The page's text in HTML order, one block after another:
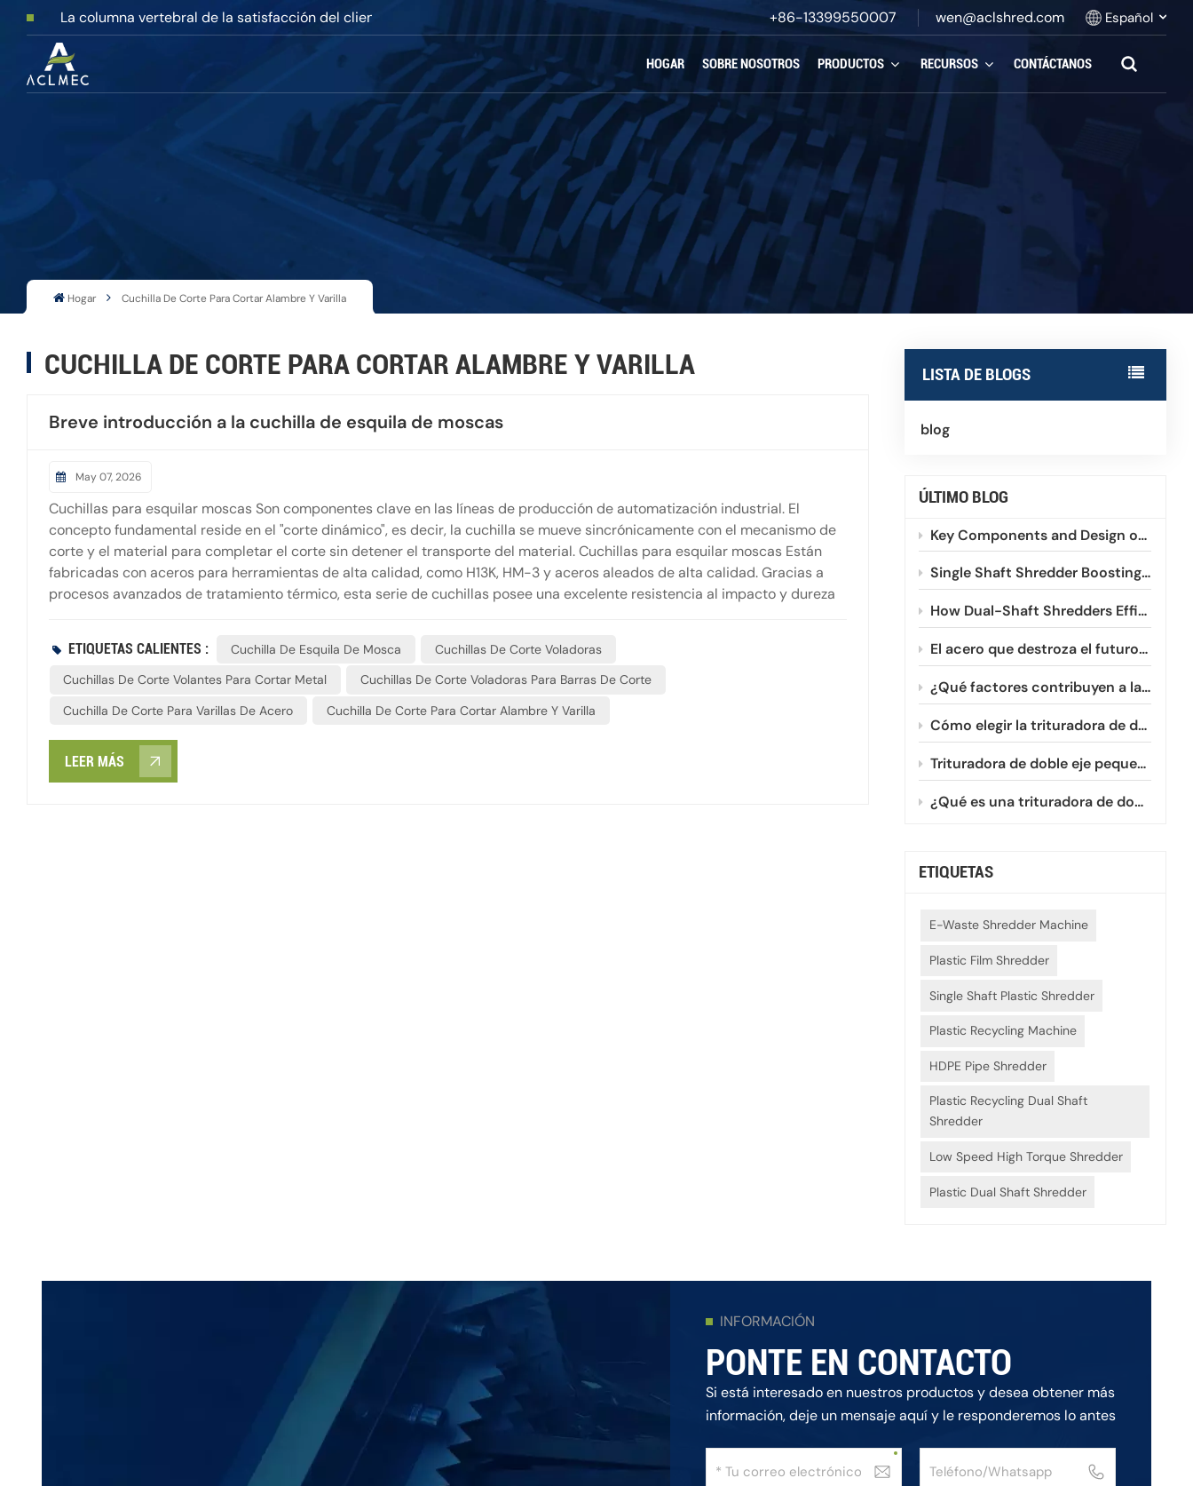
La columna vertebral de la satisfacción del cliente +86-13399550007 wen@aclshred.com Español
Español
HOGAR SOBRE NOSOTROS PRODUCTOS RECURSOS CONTÁCTANOS
Hogar Cuchilla De Corte Para Cortar Alambre Y Varilla
LISTA DE BLOGS
blog
ÚLTIMO BLOG
Key Components and Design of Single Shaft Shredder
Single Shaft Shredder Boosting HDPE and PVC Plastic Recycling
How Dual-Shaft Shredders Efficiently Process Winding Plastic Films
El acero que destroza el futuro: Un vistazo a la evolución de la metalurgia de las fresas de doble eje.
¿Qué factores contribuyen a la reducción de la vida útil de las cuchillas de las trituradoras de doble eje?
Cómo elegir la trituradora de doble eje pequeña adecuada para su negocio.
Trituradora de doble eje pequeña vs. grande: ¿Cuál necesita?
¿Qué es una trituradora de doble eje mini?
ETIQUETAS
E-Waste Shredder Machine
Plastic Film Shredder
Single Shaft Plastic Shredder
Plastic Recycling Machine
HDPE Pipe Shredder
Plastic Recycling Dual Shaft
Shredder
Low Speed High Torque Shredder
Plastic Dual Shaft Shredder
CUCHILLA DE CORTE PARA CORTAR ALAMBRE Y VARILLA
Breve introducción a la cuchilla de esquila de moscas
May 07, 2026
Cuchillas para esquilar moscas Son componentes clave en las líneas de producción de automatización industrial. El
concepto fundamental reside en el "corte dinámico", es decir, la cuchilla se mueve sincrónicamente con el mecanismo de
corte y el material para completar el corte sin detener el transporte del material. Cuchillas para esquilar moscas Están
fabricadas con aceros para herramientas de alta calidad, como H13K, HM-3 y aceros aleados de alta calidad. Gracias a
procesos avanzados de tratamiento térmico, esta serie de cuchillas posee una excelente resistencia al impacto y dureza
de alta frecuencia, desde colada continua y laminación a alta temperatura, pasando por lingotes forjados en caliente,
hasta perfiles, tiras y alambres a temperatura ambiente, con una vida útil muy prolongada.
ETIQUETAS CALIENTES : Cuchilla De Esquila De Mosca
Cuchillas De Corte Voladoras
Cuchillas De Corte Volantes Para Cortar Metal
Cuchillas De Corte Voladoras Para Barras De Corte
Cuchilla De Corte Para Varillas De Acero
Cuchilla De Corte Para Cortar Alambre Y Varilla
LEER MÁS
INFORMACIÓN
PONTE EN CONTACTO
Si está interesado en nuestros productos y desea obtener más
información, deje un mensaje aquí y le responderemos lo antes